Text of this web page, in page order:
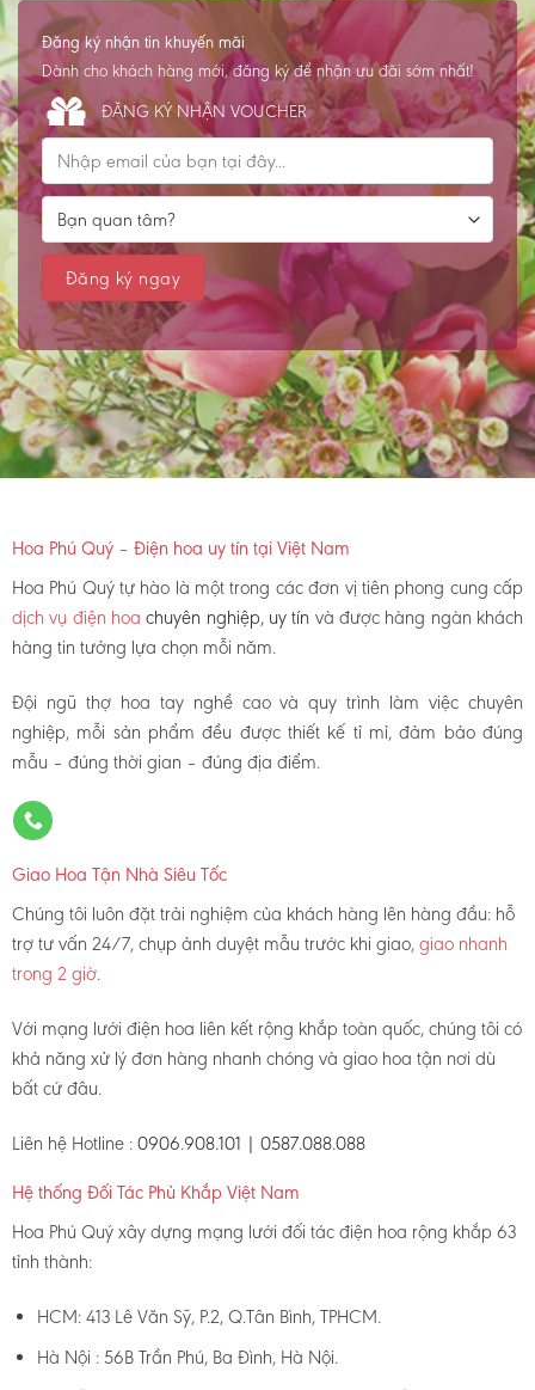
Đăng ký nhận tin khuyến mãi
Dành cho khách hàng mới, đăng ký để nhận ưu đãi sớm nhất!
ĐĂNG KÝ NHẬN VOUCHER
Hoa Phú Quý – Điện hoa uy tín tại Việt Nam
Hoa Phú Quý tự hào là một trong các đơn vị tiên phong cung cấp
dịch vụ điện hoachuyên nghiệp, uy tín và được hàng ngàn khách
hàng tin tưởng lựa chọn mỗi năm.
Đội ngũ thợ hoa tay nghề cao và quy trình làm việc chuyên
nghiệp, mỗi sản phẩm đều được thiết kế tỉ mỉ, đảm bảo đúng
mẫu – đúng thời gian – đúng địa điểm.
Giao Hoa Tận Nhà Siêu Tốc
Chúng tôi luôn đặt trải nghiệm của khách hàng lên hàng đầu: hỗ
trợ tư vấn 24/7, chụp ảnh duyệt mẫu trước khi giao,giao nhanh
trong 2 giờ.
Với mạng lưới điện hoa liên kết rộng khắp toàn quốc, chúng tôi có
khả năng xử lý đơn hàng nhanh chóng và giao hoa tận nơi dù
bất cứ đâu.
Liên hệ Hotline : 0906.908.101 | 0587.088.088
Hệ thống Đối Tác Phủ Khắp Việt Nam
Hoa Phú Quý xây dựng mạng lưới đối tác điện hoa rộng khắp 63
tỉnh thành:
HCM: 413 Lê Văn Sỹ, P.2, Q.Tân Bình, TPHCM.
Hà Nội : 56B Trần Phú, Ba Đình, Hà Nội.